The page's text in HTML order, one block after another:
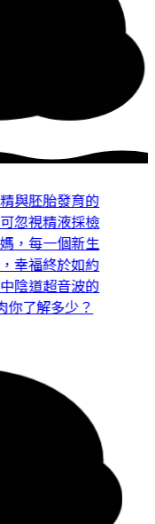
胚胎發育的
忽視精液採檢
每一個新生
福終於如約
道超音波的
了解多少？